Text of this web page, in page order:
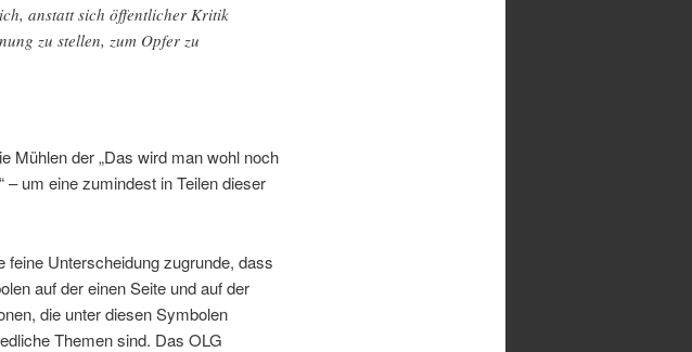
anstatt sich öffentlicher Kritik
zu stellen, zum Opfer zu
Mühlen der „Das wird man wohl noch
– um eine zumindest in Teilen dieser
Unterscheidung zugrunde, dass
auf der einen Seite und auf der
die unter diesen Symbolen
Themen sind. Das OLG